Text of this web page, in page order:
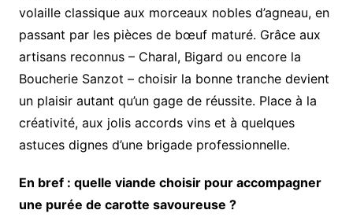
volaille classique aux morceaux nobles d’agneau, en
passant par les pièces de bœuf maturé. Grâce aux
artisans reconnus – Charal, Bigard ou encore la
Boucherie Sanzot – choisir la bonne tranche devient
un plaisir autant qu’un gage de réussite. Place à la
créativité, aux jolis accords vins et à quelques
astuces dignes d’une brigade professionnelle.
En bref : quelle viande choisir pour accompagner
une purée de carotte savoureuse ?